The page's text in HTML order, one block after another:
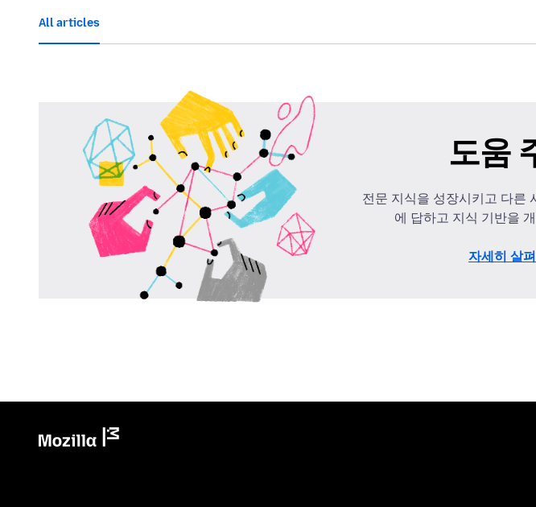
All articles
도움
전문 지식을 성장시키고 다른
에 답하고 지식 기반을
자세히 살펴